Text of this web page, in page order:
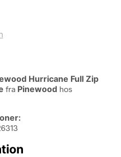
Hurricane Full Zip
fra Pinewood hos